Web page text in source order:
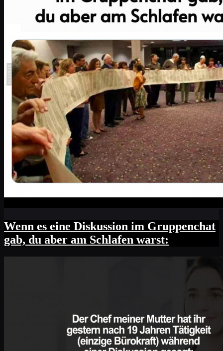
Wenn es eine Diskussion im Gruppenchat
gab, du aber am Schlafen warst: